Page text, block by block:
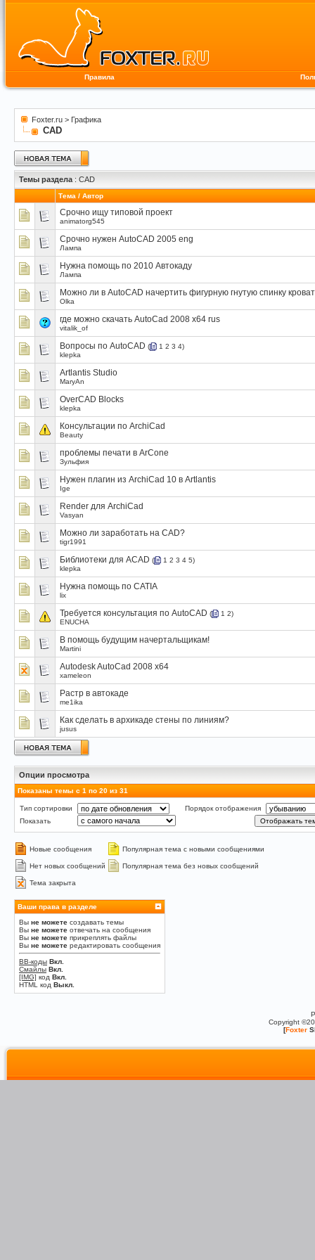
Правила
Foxter.ru > Графика
CAD
Темы раздела : CAD
Тема / Автор
Срочно ищу типовой проект
animatorg545
Срочно нужен AutoCAD 2005 eng
Лампа
Нужна помощь по 2010 Автокаду
Лампа
Можно ли в AutoCAD начертить фигурную гнутую спинку
Olka
где можно скачать AutoCad 2008 x64 rus
vitalik_of
Вопросы по AutoCAD ( 1 2 3 4)
klepka
Artlantis Studio
MaryAn
OverCAD Blocks
klepka
Консультации по ArchiCad
Beauty
проблемы печати в АrConе
Зульфия
Нужен плагин из ArchiCad 10 в Artlantis
Ige
Render для ArchiCad
Vasyan
Можно ли заработать на CAD?
tigr1991
Библиотеки для ACAD ( 1 2 3 4 5)
klepka
Нужна помощь по CATIA
lix
Требуется консультация по AutoCAD ( 1 2)
ENUCHA
В помощь будущим начертальщикам!
Martini
Autodesk AutoCad 2008 x64
xameleon
Растр в автокаде
me1ika
Как сделать в архикаде стены по линиям?
jusus
Опции просмотра
Показаны темы с 1 по 20 из 31
Тип сортировки
Порядок отображения
Показать
Новые сообщения Популярная тема с новыми сообщениями
Нет новых сообщений Популярная тема без новых сообщений
Тема закрыта
Ваши права в разделе
Вы не можете создавать темы
Вы не можете отвечать на сообщения
Вы не можете прикреплять файлы
Вы не можете редактировать сообщения
BB-коды Вкл.
Смайлы Вкл.
[IMG] код Вкл.
HTML код Выкл.
Copyright
[Foxter